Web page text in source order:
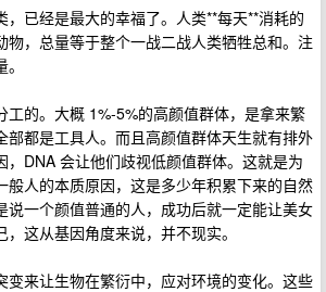
，已经是最大的幸福了。人类**每天**消耗的
物，总量等于整个一战二战人类牺牲总和。注
工的。大概 1%-5%的高颜值群体，是拿来繁
部都是工具人。而且高颜值群体天生就有排外
，DNA 会让他们歧视低颜值群体。这就是为
般人的本质原因，这是多少年积累下来的自然
说一个颜值普通的人，成功后就一定能让美女
这从基因角度来说，并不现实。
变来让生物在繁衍中，应对环境的变化。这些